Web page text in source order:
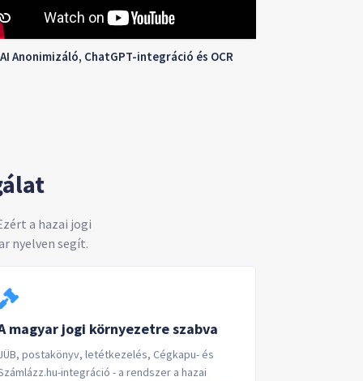
AI Anonimizáló, ChatGPT-integráció és OCR
a hazai jogi
nyelven segít.
magyar jogi környezetre szabva
postakönyv, letétkezelés, Cégkapu- és
integráció - a rendszer a hazai